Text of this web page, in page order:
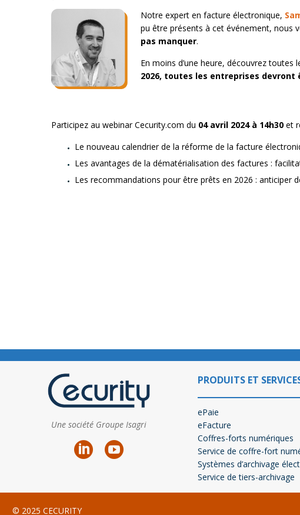
Notre expert en facture électronique,
pu être présents à cet événement, nous
pas manquer.
En moins d’une heure, découvrez
2026, toutes les entreprises
Participez au webinar Cecurity.com du 04 avril 2024 à 14h30 et
Le nouveau calendrier de la réforme de la facture
Les avantages de la dématérialisation des factures :
Les recommandations pour être prêts en 2026 : anticiper
Une société Groupe Isagri
PRODUITS ET
ePaie
eFacture
Coffres-forts numériques
Service de coffre-fort
Systèmes d’archivage
Service de tiers-archivage
© 2025 CECURITY